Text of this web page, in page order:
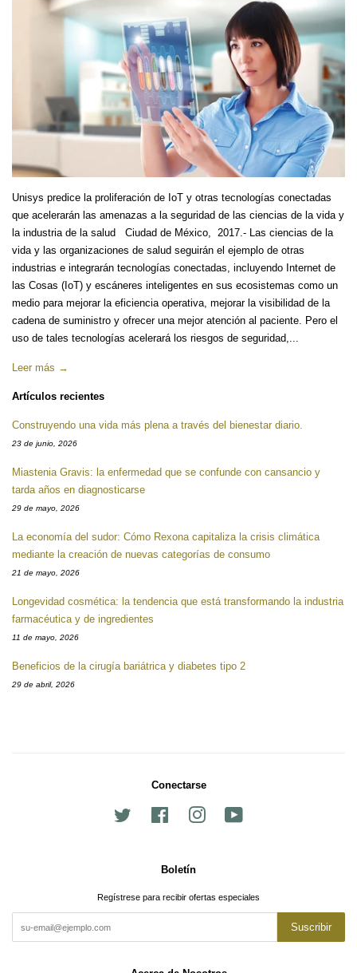
Unisys predice la proliferación de IoT y otras tecnologías conectadas
que acelerarán las amenazas a la seguridad de las ciencias de la vida y
la industria de la salud Ciudad de México, 2017.- Las ciencias de la
vida y las organizaciones de salud seguirán el ejemplo de otras
industrias e integrarán tecnologías conectadas, incluyendo Internet de
las Cosas (IoT) y escáneres inteligentes en sus ecosistemas como un
medio para mejorar la eficiencia operativa, mejorar la visibilidad de la
cadena de suministro y ofrecer una mejor atención al paciente. Pero el
uso de tales tecnologías acelerará los riesgos de seguridad,...
Leer más →
Artículos recientes
Construyendo una vida más plena a través del bienestar diario.
23 de junio, 2026
Miastenia Gravis: la enfermedad que se confunde con cansancio y
tarda años en diagnosticarse
29 de mayo, 2026
La economía del sudor: Cómo Rexona capitaliza la crisis climática
mediante la creación de nuevas categorías de consumo
21 de mayo, 2026
Longevidad cosmética: la tendencia que está transformando la industria
farmacéutica y de ingredientes
11 de mayo, 2026
Beneficios de la cirugía bariátrica y diabetes tipo 2
29 de abril, 2026
Conectarse
Facebook Instagram
Boletín
Regístrese para recibir ofertas especiales
Suscribir